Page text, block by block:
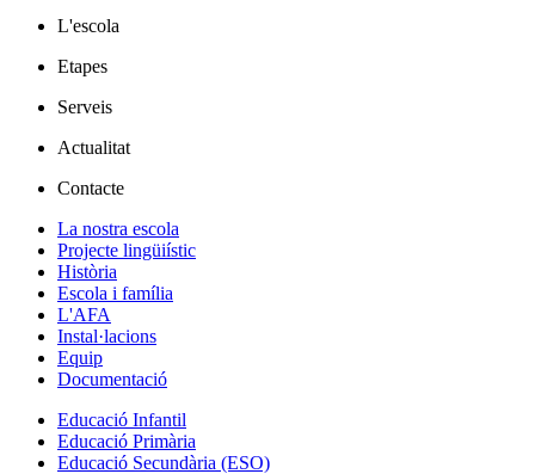
L'escola
Etapes
Serveis
Actualitat
Contacte
La nostra escola
Projecte lingüiístic
Història
Escola i família
L'AFA
Instal·lacions
Equip
Documentació
Educació Infantil
Educació Primària
Educació Secundària (ESO)